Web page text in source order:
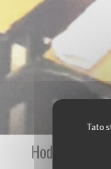
Tato
Hodnocení